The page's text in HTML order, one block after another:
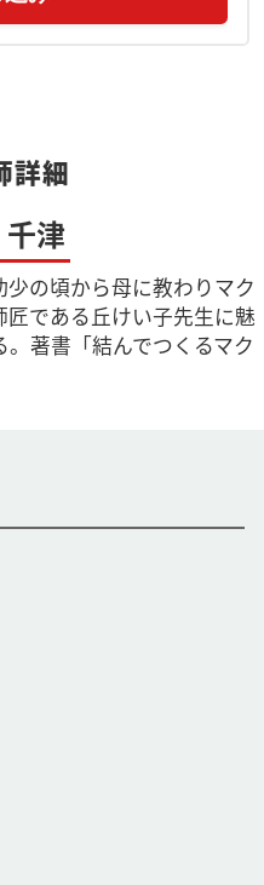
詳細
津
の頃から母に教わりマク
である丘けい子先生に魅
著書「結んでつくるマク